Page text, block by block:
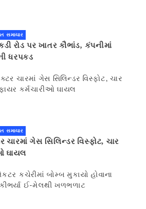
સમાચાર
રોડ પર ખાતર કૌભાંડ, કંપનીમાં
ધરપકડ
સમાચાર
ચારમાં ગેસ સિલિન્ડર વિસ્ફોટ, ચાર
ઘાયલ